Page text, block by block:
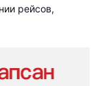
рейсов,